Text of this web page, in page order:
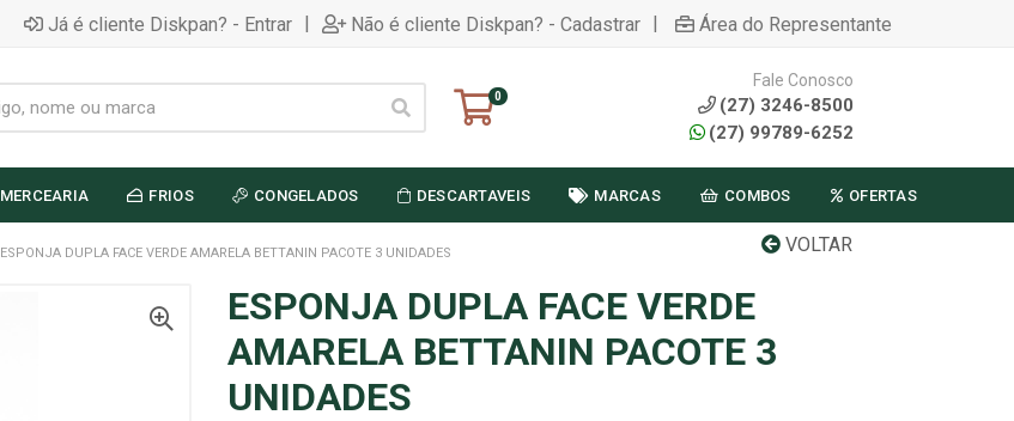
Já é cliente Diskpan? - Entrar | Não é cliente Diskpan? - Cadastrar | Área do Representante
0
Fale Conosco
(27) 3246-8500
(27) 99789-6252
MERCEARIA FRIOS CONGELADOS DESCARTAVEIS MARCAS COMBOS OFERTAS
VOLTAR
ESPONJA DUPLA FACE VERDE AMARELA BETTANIN PACOTE 3 UNIDADES
ESPONJA DUPLA FACE VERDE
AMARELA BETTANIN PACOTE 3
UNIDADES